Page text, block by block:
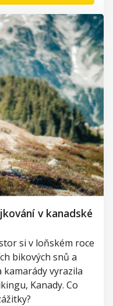
v kanadské
si v loňském roce
bikových snů a
kamarády vyrazila
Kanady. Co